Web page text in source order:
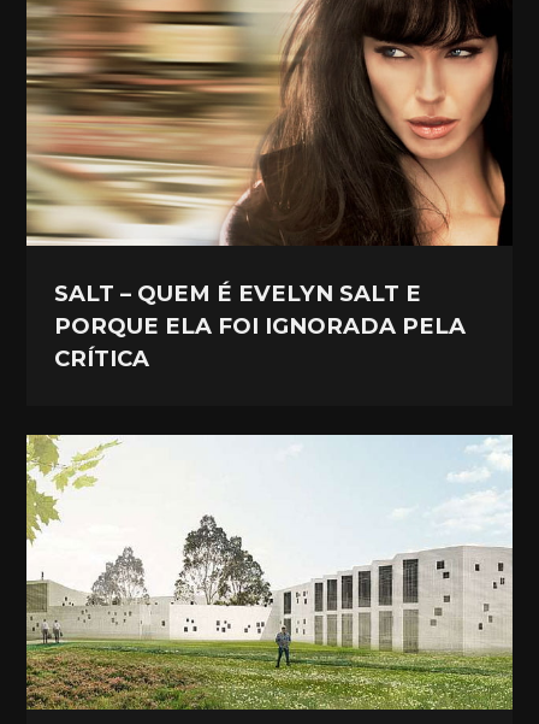
SALT – QUEM É EVELYN SALT E
PORQUE ELA FOI IGNORADA PELA
CRÍTICA